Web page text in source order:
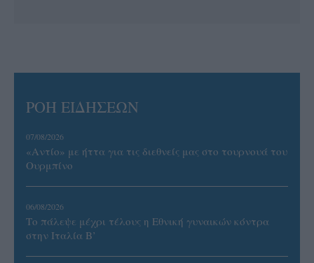
ΡΟΗ ΕΙΔΗΣΕΩΝ
07/08/2026
«Αντίο» με ήττα για τις διεθνείς μας στο τουρνουά του
Ουρμπίνο
06/08/2026
Το πάλεψε μέχρι τέλους η Εθνική γυναικών κόντρα
στην Ιταλία Β’